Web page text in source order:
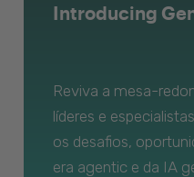
Introducing
Reviva a mesa-
líderes e
os desafios,
era agentic e da IA